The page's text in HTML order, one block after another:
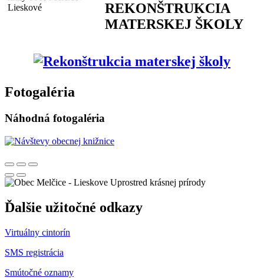
REKONŠTRUKCIA
MATERSKEJ ŠKOLY
Fotogaléria
Náhodná fotogaléria
Uprostred krásnej prírody
Ďalšie užitočné odkazy
Virtuálny cintorín
SMS registrácia
Smútočné oznamy